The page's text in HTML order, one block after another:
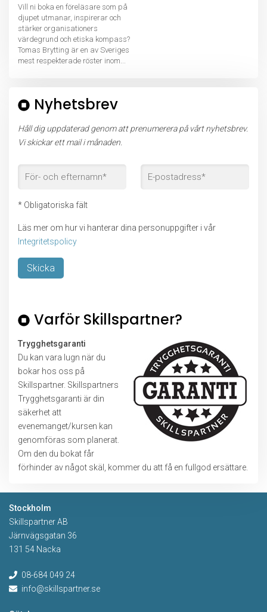
Vill ni boka en föreläsare som på
djupet utmanar, inspirerar och
stärker organisationers
värdegrund och etiska kompass?
Tomas Brytting är en av Sveriges
mest respekterade röster inom...
Nyhetsbrev
Håll dig uppdaterad genom att prenumerera på vårt nyhetsbrev.
Vi skickar ett mail i månaden.
* Obligatoriska fält
Läs mer om hur vi hanterar dina personuppgifter i vår
Integritetspolicy
Varför Skillspartner?
Trygghetsgaranti
Du kan vara lugn när du
bokar hos oss på
Skillspartner. Skillspartners
Trygghetsgaranti är din
säkerhet att
evenemanget/kursen kan
genomföras som planerat.
Om den du bokat får
förhinder av något skäl, kommer du att få en fullgod ersättare.
Stockholm
Skillspartner AB
Järnvägsgatan 36
131 54 Nacka
08-684 049 24
info@skillspartner.se